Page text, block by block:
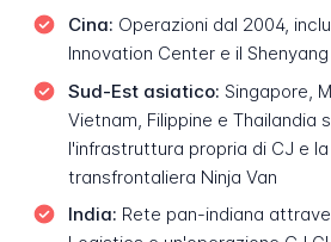
Cina: Operazioni dal 2004,
Innovation Center e il
Sud-Est asiatico: Singapore,
Vietnam, Filippine e Thailandia
l'infrastruttura propria di CJ e
transfrontaliera Ninja Van
India: Rete pan-indiana